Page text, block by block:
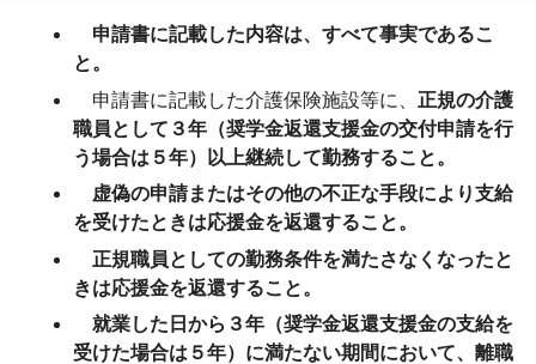
申請書に記載した内容は、すべて事実であるこ
と。
申請書に記載した介護保険施設等に、 正規の介護
職員として３年（奨学金返還支援金の交付申請を行
う場合は５年）以上継続して勤務すること。
虚偽の申請またはその他の不正な手段により支給
を受けたときは応援金を返還すること。
正規職員としての勤務条件を満たさなくなったと
きは応援金を返還すること。
就業した日から３年（奨学金返還支援金の支給を
受けた場合は５年）に満たない期間において、離職